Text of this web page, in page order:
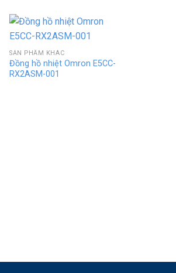
SẢN PHẨM KHÁC
Đồng hồ nhiệt Omron E5CC-
RX2ASM-001